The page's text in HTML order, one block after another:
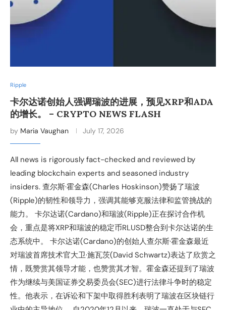
Ripple
卡尔达诺创始人强调瑞波的进展，预见XRP和ADA
的增长。 – CRYPTO NEWS FLASH
by Maria Vaughan July 17, 2026
All news is rigorously fact-checked and reviewed by
leading blockchain experts and seasoned industry
insiders. 查尔斯·霍金森(Charles Hoskinson)赞扬了瑞波
(Ripple)的韧性和领导力，强调其能够克服法律和监管挑战的
能力。 卡尔达诺(Cardano)和瑞波(Ripple)正在探讨合作机
会，重点是将XRP和瑞波的稳定币RLUSD整合到卡尔达诺的生
态系统中。 卡尔达诺(Cardano)的创始人查尔斯·霍金森最近
对瑞波首席技术官大卫·施瓦茨(David Schwartz)表达了欣赏之
情，既赞赏其领导才能，也赞赏其才智。霍金森还提到了瑞波
作为继续与美国证券交易委员会(SEC)进行法律斗争时的稳定
性。他表示，在诉讼和下架中取得胜利表明了瑞波在区块链行